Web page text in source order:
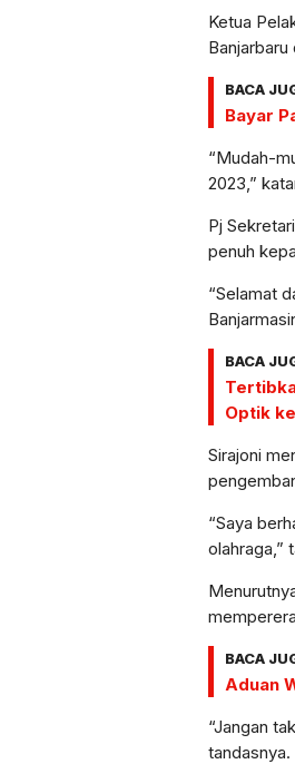
Ketua
BACA
Bayar
“Mudah-
2023,”
Pj
penuh
“Selamat
BACA
Optik
Sirajoni
“Saya
olahraga,”
BACA
Aduan
“Jangan
tandasnya.